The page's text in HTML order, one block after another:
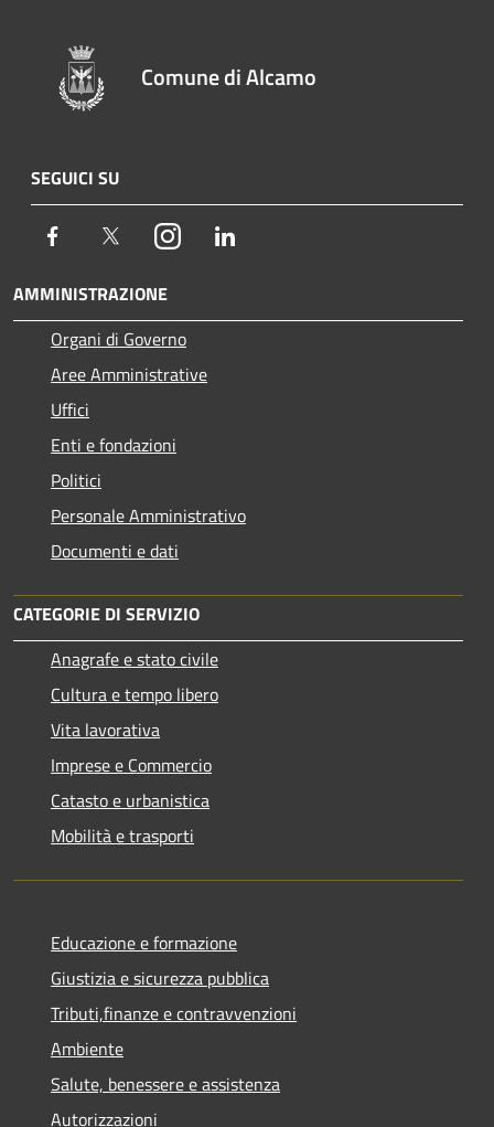
Comune di Alcamo
SEGUICI SU
Facebook TwitterInstagram
AMMINISTRAZIONE
Organi di Governo
Aree Amministrative
Uffici
Enti e fondazioni
Politici
Personale Amministrativo
Documenti e dati
CATEGORIE DI SERVIZIO
Anagrafe e stato civile
Cultura e tempo libero
Vita lavorativa
Imprese e Commercio
Catasto e urbanistica
Mobilità e trasporti
Educazione e formazione
Giustizia e sicurezza pubblica
Tributi,finanze e contravvenzioni
Ambiente
Salute, benessere e assistenza
Autorizzazioni